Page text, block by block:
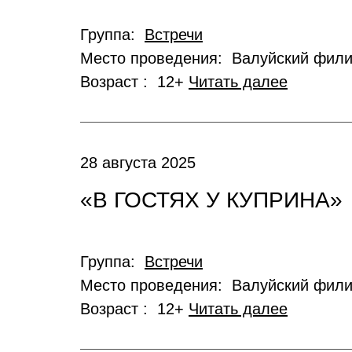
Группа: Встречи
Место проведения: Валуйский
Возраст : 12+ Читать далее
28 августа 2025
«В ГОСТЯХ У КУПРИНА»
Группа: Встречи
Место проведения: Валуйский
Возраст : 12+ Читать далее